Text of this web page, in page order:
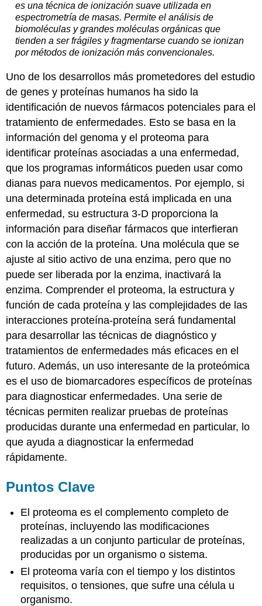
es una técnica de ionización suave utilizada en
espectrometría de masas. Permite el análisis de
biomoléculas y grandes moléculas orgánicas que
tienden a ser frágiles y fragmentarse cuando se ionizan
por métodos de ionización más convencionales.
Uno de los desarrollos más prometedores del estudio
de genes y proteínas humanos ha sido la
identificación de nuevos fármacos potenciales para el
tratamiento de enfermedades. Esto se basa en la
información del genoma y el proteoma para
identificar proteínas asociadas a una enfermedad,
que los programas informáticos pueden usar como
dianas para nuevos medicamentos. Por ejemplo, si
una determinada proteína está implicada en una
enfermedad, su estructura 3-D proporciona la
información para diseñar fármacos que interfieran
con la acción de la proteína. Una molécula que se
ajuste al sitio activo de una enzima, pero que no
puede ser liberada por la enzima, inactivará la
enzima. Comprender el proteoma, la estructura y
función de cada proteína y las complejidades de las
interacciones proteína-proteína será fundamental
para desarrollar las técnicas de diagnóstico y
tratamientos de enfermedades más eficaces en el
futuro. Además, un uso interesante de la proteómica
es el uso de biomarcadores específicos de proteínas
para diagnosticar enfermedades. Una serie de
técnicas permiten realizar pruebas de proteínas
producidas durante una enfermedad en particular, lo
que ayuda a diagnosticar la enfermedad
rápidamente.
Puntos Clave
El proteoma es el complemento completo de
proteínas, incluyendo las modificaciones
realizadas a un conjunto particular de proteínas,
producidas por un organismo o sistema.
El proteoma varía con el tiempo y los distintos
requisitos, o tensiones, que sufre una célula u
organismo.